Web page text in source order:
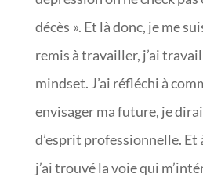
décès ». Et là donc, je me
remis à travailler, j’ai
mindset. J’ai réfléchi à
envisager ma future, je
d’esprit professionnelle. Et
j’ai trouvé la voie qui